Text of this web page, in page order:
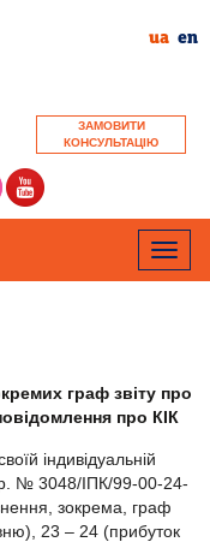
ЗАМОВИТИ
КОНСУЛЬТАЦІЮ
ua en
Toggle
граф звіту про
про КІК
індивідуальній
р. № 3048/ІПК/99-00-24-
зокрема, граф
23 – 24 (прибуток